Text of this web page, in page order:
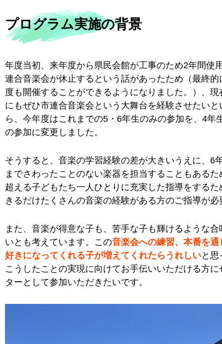
プログラム実施の背景
年度当初、来年度から県民会館が工事のため2年間使
連合音楽会が休止するという話があったため（最終的
度も開催することができるようになりました。）、現
にもぜひ市連合音楽会という大舞台を経験させたいと
ら、今年度はこれまでの5・6年生のみの参加を、4年
の参加に変更しました。
そうすると、音楽の学習経験の差が大きいうえに、6
までさわったことのない楽器を担当することもあるた
超える子どもたち一人ひとりに充実した指導をするた
きるだけたくさんの音楽の経験がある方のご指導が必
また、音楽が得意な子も、苦手な子も輝けるような合
いとも考えています。この音楽会への練習、本番を通
好きになってくれる子が増えてくれたらうれしいと
こうしたことの実現に向けてお手伝いいただける方に
ターとして参加いただきたいです。